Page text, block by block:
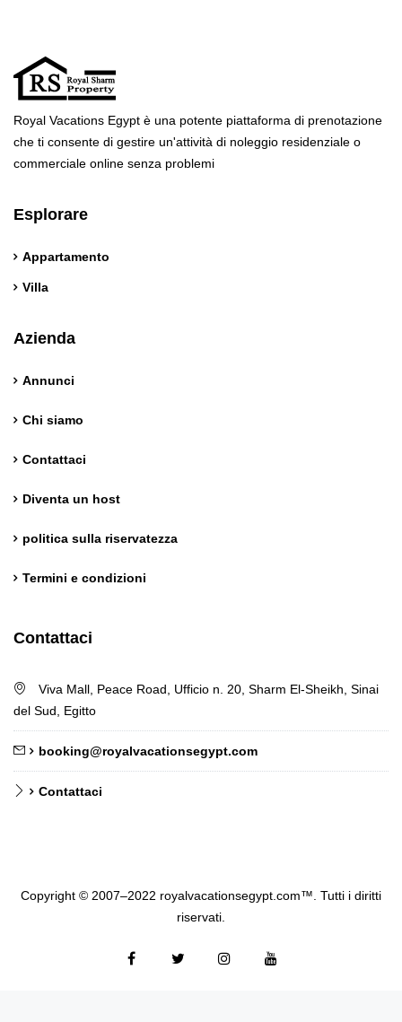
Royal Vacations Egypt è una potente piattaforma di prenotazione
che ti consente di gestire un'attività di noleggio residenziale o
commerciale online senza problemi
Esplorare
Appartamento
Villa
Azienda
Annunci
Chi siamo
Contattaci
Diventa un host
politica sulla riservatezza
Termini e condizioni
Contattaci
Viva Mall, Peace Road, Ufficio n. 20, Sharm El-Sheikh, Sinai
del Sud, Egitto
booking@royalvacationsegypt.com
Contattaci
Copyright © 2007–2022 royalvacationsegypt.com™. Tutti i diritti
riservati.
FacebookCinguettioInstagram